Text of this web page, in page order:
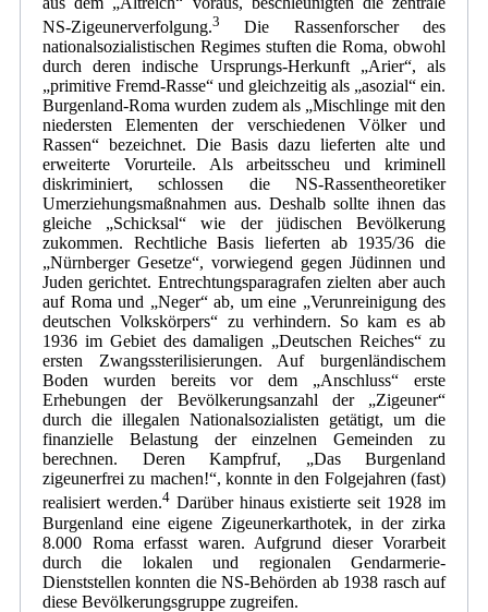
NS-Zigeunerverfolgung.3
Die Rassenforscher des
nationalsozialistischen Regimes stuften die Roma, obwohl
durch deren indische Ursprungs-Herkunft „Arier“, als
„primitive Fremd-Rasse“ und gleichzeitig als „asozial“ ein.
Burgenland-Roma wurden zudem als „Mischlinge mit den
niedersten Elementen der verschiedenen Völker und
Rassen“ bezeichnet. Die Basis dazu lieferten alte und
erweiterte Vorurteile. Als arbeitsscheu und kriminell
diskriminiert, schlossen die NS-Rassentheoretiker
Umerziehungsmaßnahmen aus. Deshalb sollte ihnen das
gleiche „Schicksal“ wie der jüdischen Bevölkerung
zukommen. Rechtliche Basis lieferten ab 1935/36 die
„Nürnberger Gesetze“, vorwiegend gegen Jüdinnen und
Juden gerichtet. Entrechtungsparagrafen zielten aber auch
auf Roma und „Neger“ ab, um eine „Verunreinigung des
deutschen Volkskörpers“ zu verhindern. So kam es ab
1936 im Gebiet des damaligen „Deutschen Reiches“ zu
ersten Zwangssterilisierungen. Auf burgenländischem
Boden wurden bereits vor dem „Anschluss“ erste
Erhebungen der Bevölkerungsanzahl der „Zigeuner“
durch die illegalen Nationalsozialisten getätigt, um die
finanzielle Belastung der einzelnen Gemeinden zu
berechnen. Deren Kampfruf, „Das Burgenland
zigeunerfrei zu machen!“, konnte in den Folgejahren (fast)
realisiert werden.4Darüber hinaus existierte seit 1928 im
Burgenland eine eigene Zigeunerkarthotek, in der zirka
8.000 Roma erfasst waren. Aufgrund dieser Vorarbeit
durch die lokalen und regionalen Gendarmerie-
Dienststellen konnten die NS-Behörden ab 1938 rasch auf
diese Bevölkerungsgruppe zugreifen.